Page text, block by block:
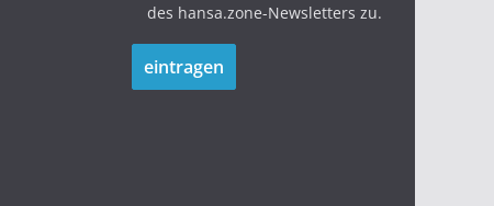
des hansa.zone-Newsletters zu.